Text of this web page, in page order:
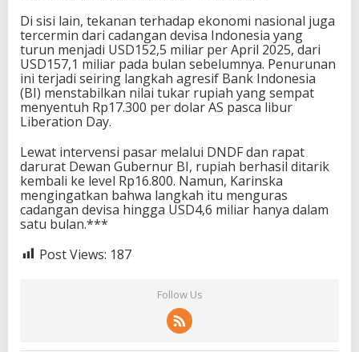
Di sisi lain, tekanan terhadap ekonomi nasional juga
tercermin dari cadangan devisa Indonesia yang
turun menjadi USD152,5 miliar per April 2025, dari
USD157,1 miliar pada bulan sebelumnya. Penurunan
ini terjadi seiring langkah agresif Bank Indonesia
(BI) menstabilkan nilai tukar rupiah yang sempat
menyentuh Rp17.300 per dolar AS pasca libur
Liberation Day.
Lewat intervensi pasar melalui DNDF dan rapat
darurat Dewan Gubernur BI, rupiah berhasil ditarik
kembali ke level Rp16.800. Namun, Karinska
mengingatkan bahwa langkah itu menguras
cadangan devisa hingga USD4,6 miliar hanya dalam
satu bulan.***
Post Views: 187
Follow Us